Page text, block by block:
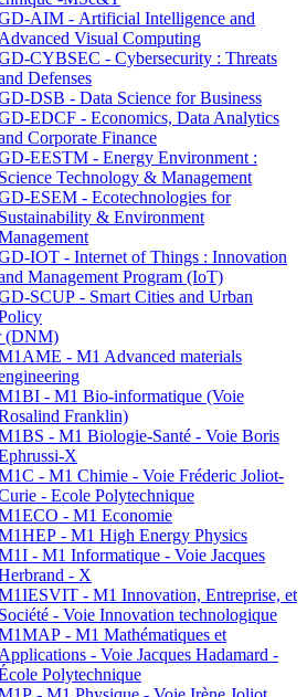
AIM - Artificial Intelligence and
Advanced Visual Computing
CYBSEC - Cybersecurity : Threats
Defenses
DSB - Data Science for Business
EDCF - Economics, Data Analytics
Corporate Finance
EESTM - Energy Environment :
Science Technology & Management
ESEM - Ecotechnologies for
Sustainability & Environment
IOT - Internet of Things : Innovation
Management Program (IoT)
SCUP - Smart Cities and Urban
(DNM)
- M1 Advanced materials
- M1 Bio-informatique (Voie
Franklin)
- M1 Biologie-Santé - Voie Boris
X
- M1 Chimie - Voie Fréderic Joliot-
- Ecole Polytechnique
- M1 Economie
- M1 High Energy Physics
- M1 Informatique - Voie Jacques
- X
- M1 Innovation, Entreprise, et
Société - Voie Innovation technologique
- M1 Mathématiques et
Applications - Voie Jacques Hadamard -
Polytechnique